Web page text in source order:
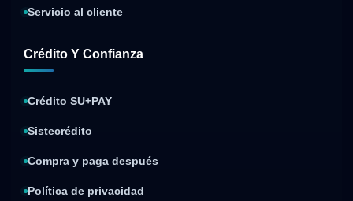
Servicio al cliente
Crédito Y Confianza
Crédito SU+PAY
Sistecrédito
Compra y paga después
Política de privacidad